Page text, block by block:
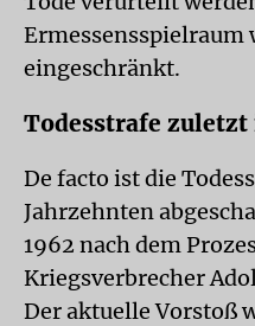
Ermessensspielraum
eingeschränkt.
Todesstrafe
De facto ist die
Jahrzehnten
1962 nach dem
Kriegsverbrecher
Der aktuelle Vorstoß